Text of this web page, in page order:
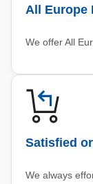
All Europe
We offer All
Satisfied
We always